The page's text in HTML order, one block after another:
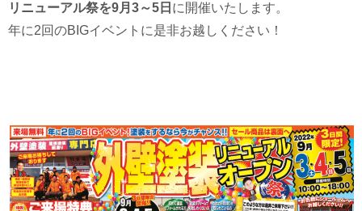
リニューアル祭を9月3～5日 に開催いたします。
年に2回のBIGイベントに是非お越しください！